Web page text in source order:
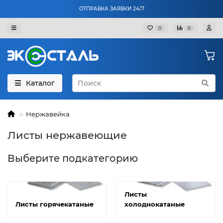
ОТПРАВКА ЗАЯВКИ 24/7
0 0
Каталог
Нержавейка
Листы нержавеющие
Выберите подкатегорию
Листы горячекатаные
Листы
холоднокатаные